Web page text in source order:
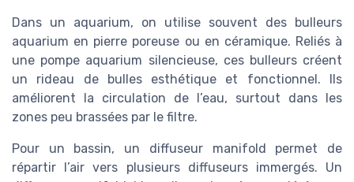
Dans un aquarium, on utilise souvent des bulleurs
aquarium en pierre poreuse ou en céramique. Reliés à
une pompe aquarium silencieuse, ces bulleurs créent
un rideau de bulles esthétique et fonctionnel. Ils
améliorent la circulation de l’eau, surtout dans les
zones peu brassées par le filtre.
Pour un bassin, un diffuseur manifold permet de
répartir l’air vers plusieurs diffuseurs immergés. Un